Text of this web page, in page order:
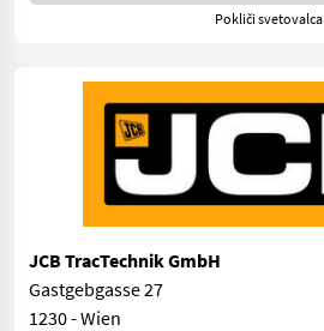
Pokliči svetovalca
JCB TracTechnik GmbH
Gastgebgasse 27
1230 - Wien